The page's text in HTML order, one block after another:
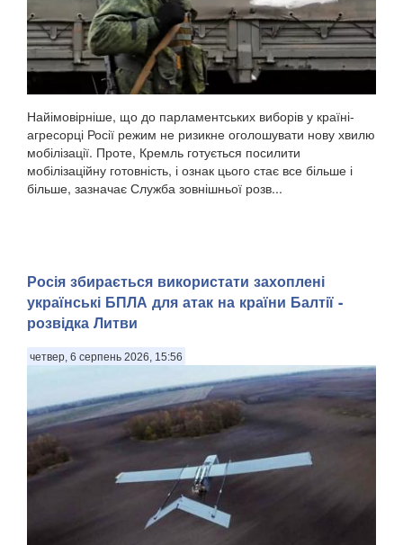
Найімовірніше, що до парламентських виборів у країні-
агресорці Росії режим не ризикне оголошувати нову хвилю
мобілізації. Проте, Кремль готується посилити
мобілізаційну готовність, і ознак цього стає все більше і
більше, зазначає Служба зовнішньої розв...
Росія збирається використати захоплені
українські БПЛА для атак на країни Балтії -
розвідка Литви
четвер, 6 серпень 2026, 15:56